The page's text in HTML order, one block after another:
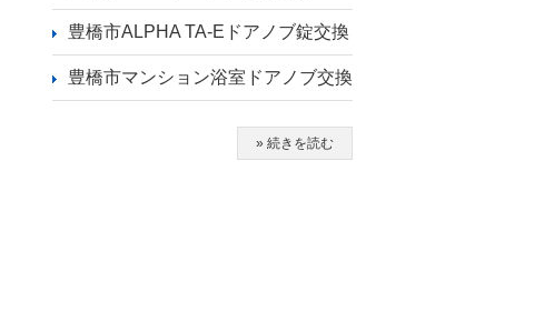
豊橋市ALPHA TA-Eドアノブ錠交換
豊橋市マンション浴室ドアノブ交換
» 続きを読む